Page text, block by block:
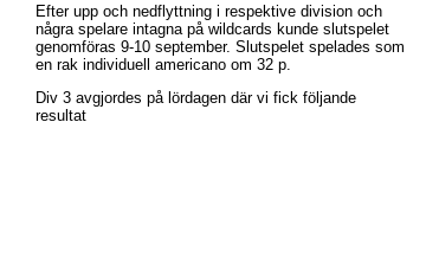
Efter upp och nedflyttning i respektive division och
några spelare intagna på wildcards kunde slutspelet
genomföras 9-10 september. Slutspelet spelades som
en rak individuell americano om 32 p.
Div 3 avgjordes på lördagen där vi fick följande
resultat